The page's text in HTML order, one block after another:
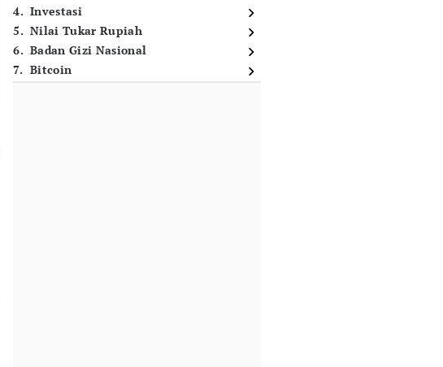
4. Investasi
5. Nilai Tukar Rupiah
6. Badan Gizi Nasional
7. Bitcoin